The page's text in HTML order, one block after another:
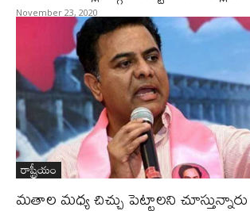
November 23, 2020
రాష్ట్రీయం
మతాల మధ్య చిచ్చు పెట్టాలని చూస్తున్నారు